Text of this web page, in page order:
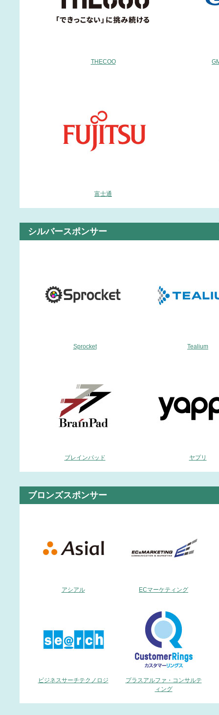
THECOO
富士通
シルバースポンサー
Sprocket Tealium
ブレインパッド ヤプリ
ブロンズスポンサー
アシアル ECマーケティング
ビジネスサーチテクノロジ
プラスアルファ・コンサルテ
ィング